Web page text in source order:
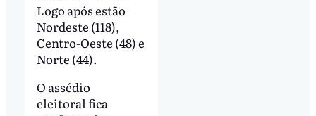
Logo após estão
Nordeste (118),
Centro-Oeste (48) e
Norte (44).
O assédio
eleitoral fica